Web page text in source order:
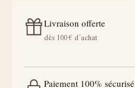
Livraison offerte
dès 100 € d’achat
Paiement 100% sécurisé